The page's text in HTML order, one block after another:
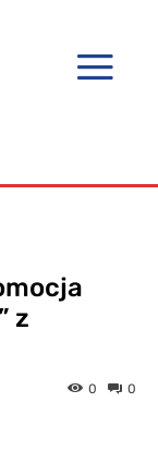
z
0
0